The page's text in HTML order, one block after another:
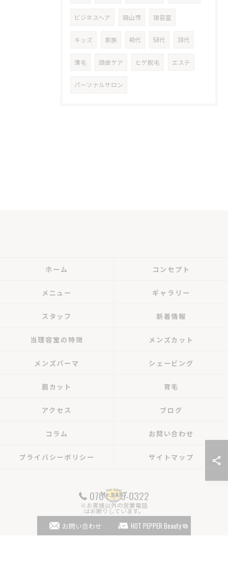
ビジネスヘア 岡山市 理容室
キッズ 家族 40代 50代 30代
薄毛 頭皮ケア ヒゲ脱毛 エステ
パーソナルサロン
070-4766-0322
※お客様以外の営業電話
はお断りしています。
お問い合わせ HOT PEPPER Beauty
ホーム コンセプト
メニュー ギャラリー
スタッフ 新着情報
当理容室の特徴 メンズカット
メンズパーマ シェービング
眉カット 育毛
アクセス ブログ
コラム お問い合わせ
プライバシーポリシー サイトマップ
© 2026 岡山県岡山市の理容室ならHair Salon Mr.BABY ALL RIGHTS RESERVED.